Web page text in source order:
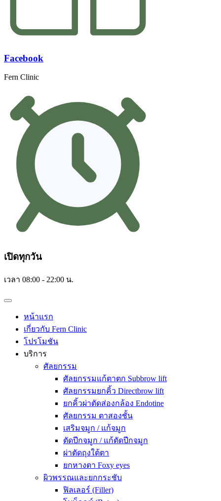
Facebook
Fern Clinic
เปิดทุกวัน
เวลา 08:00 - 22:00 น.
หน้าแรก
เกี่ยวกับ Fern Clinic
โปรโมชัน
บริการ
ศัลยกรรม
ศัลยกรรมแก้ตาตก Subbrow lift
ศัลยกรรมยกคิ้ว Directbrow lift
ยกคิ้วผ่าตัดส่องกล้อง Endotine
ศัลยกรรม ตาสองชั้น
เสริมจมูก / แก้จมูก
ตัดปีกจมูก / แก้ตัดปีกจมูก
ผ่าตัดถุงใต้ตา
ยกหางตา Foxy eyes
ผิวพรรณและยกกระชับ
ฟิลเลอร์ (Filler)